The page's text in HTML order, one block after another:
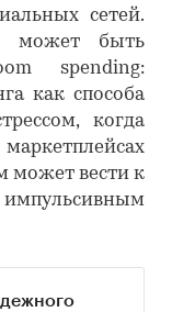
сетей.
может быть
spending:
как способа
когда
может вести к